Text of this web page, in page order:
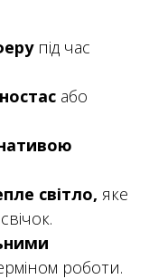
під час
або
світло, яке
роботи.